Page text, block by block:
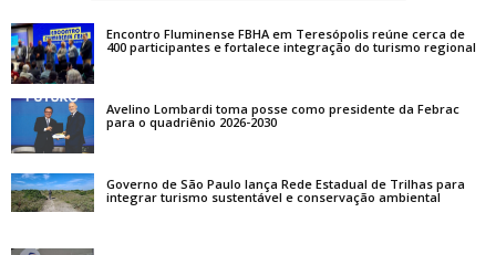
Encontro Fluminense FBHA em Teresópolis reúne cerca de
400 participantes e fortalece integração do turismo regional
Avelino Lombardi toma posse como presidente da Febrac
para o quadriênio 2026-2030
Governo de São Paulo lança Rede Estadual de Trilhas para
integrar turismo sustentável e conservação ambiental